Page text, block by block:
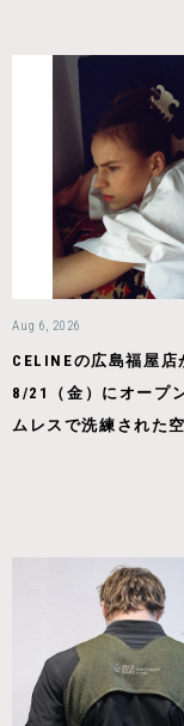
Aug 6, 2026
CELINEの広島福屋店
8/21（金）にオープ
ムレスで洗練された